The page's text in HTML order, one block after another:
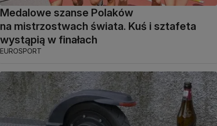
Medalowe szanse Polaków
na mistrzostwach świata. Kuś i sztafeta
wystąpią w finałach
EUROSPORT